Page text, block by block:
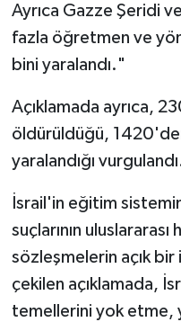
Ayrıca Gazze Şeridi
fazla öğretmen ve
bini yaralandı."
Açıklamada ayrıca,
öldürüldüğü,
yaralandığı
İsrail'in eğitim
suçlarının
sözleşmelerin açık
çekilen açıklamada,
temellerini yok etme,